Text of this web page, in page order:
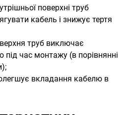
поверхні труб
кабель і знижує тертя
труб виключає
час монтажу (в порівнянні
вкладання кабелю в